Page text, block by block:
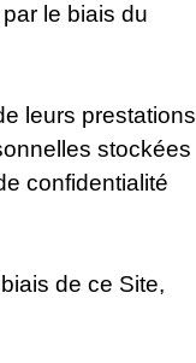
le biais du
leurs prestations
stockées
confidentialité
de ce Site,